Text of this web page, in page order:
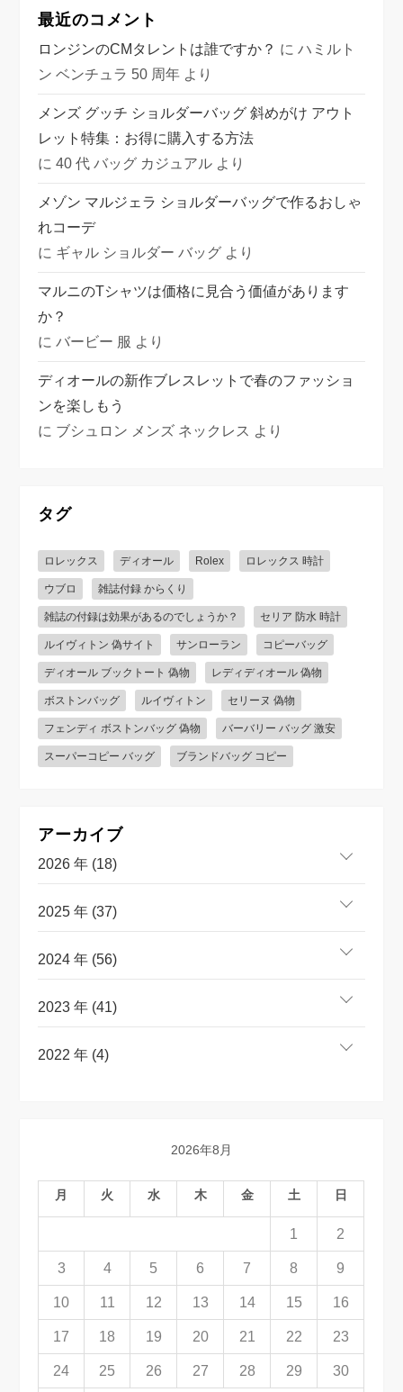
最近のコメント
ロンジンのCMタレントは誰ですか？ にハミルト
ン ベンチュラ 50 周年 より
メンズ グッチ ショルダーバッグ 斜めがけ アウト
レット特集：お得に購入する方法
に40 代 バッグ カジュアル より
メゾン マルジェラ ショルダーバッグで作るおしゃ
れコーデ
に ギャル ショルダー バッグ より
マルニのTシャツは価格に見合う価値があります
か？
にバービー 服 より
ディオールの新作ブレスレットで春のファッショ
ンを楽しもう
に ブシュロン メンズ ネックレス より
タグ
ロレックス ディオール Rolex ロレックス 時計
ウブロ 雑誌付録 からくり
雑誌の付録は効果があるのでしょうか？ セリア 防水 時計
ルイヴィトン 偽サイト サンローラン コピーバッグ
ディオール ブックトート 偽物 レディディオール 偽物
ボストンバッグ ルイヴィトン セリーヌ 偽物
フェンディ ボストンバッグ 偽物 バーバリー バッグ 激安
スーパーコピー バッグ ブランドバッグ コピー
アーカイブ
2026 年 (18)
2025 年 (37)
2024 年 (56)
2023 年 (41)
2022 年 (4)
2026年8月
月 火 水 木 金 土 日
1 2
3 4 5 6 7 8 9
10 11 12 13 14 15 16
17 18 19 20 21 22 23
24 25 26 27 28 29 30